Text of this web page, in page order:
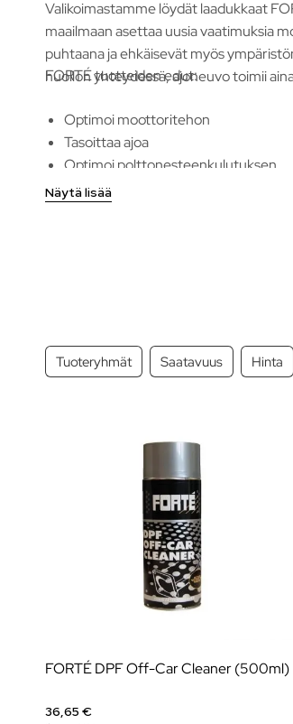
Valikoimastamme löydät laadukkaat
maailmaan asettaa uusia vaatimuksia
puhtaana ja ehkäisevät myös
huollon yhteydessä, ajoneuvo toimii
FORTÉ tuotteiden edut:
Optimoi moottoritehon
Tasoittaa ajoa
Optimoi polttonesteenkulutuksen
Maksimoi käyttövarmuuden
Näytä lisää
Tuoteryhmät Saatavuus Hinta
FORTÉ DPF Off-Car Cleaner (500ml)
36,65 €